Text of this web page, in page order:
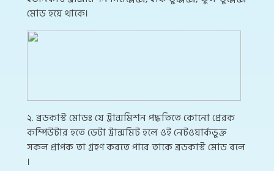
মোড হয়ে থাকে।
২. ব্রডকাস্ট মোডঃ যে ট্রান্সমিশন পদ্ধতিতে কোনো প্রেরক
কম্পিউটার হতে ডেটা ট্রান্সমিট হলে ওই নেটওয়ার্কভুক্ত
সকল প্রাপক তা গ্রহণ করতে পারে তাকে ব্রডকাস্ট মোড বলে
।